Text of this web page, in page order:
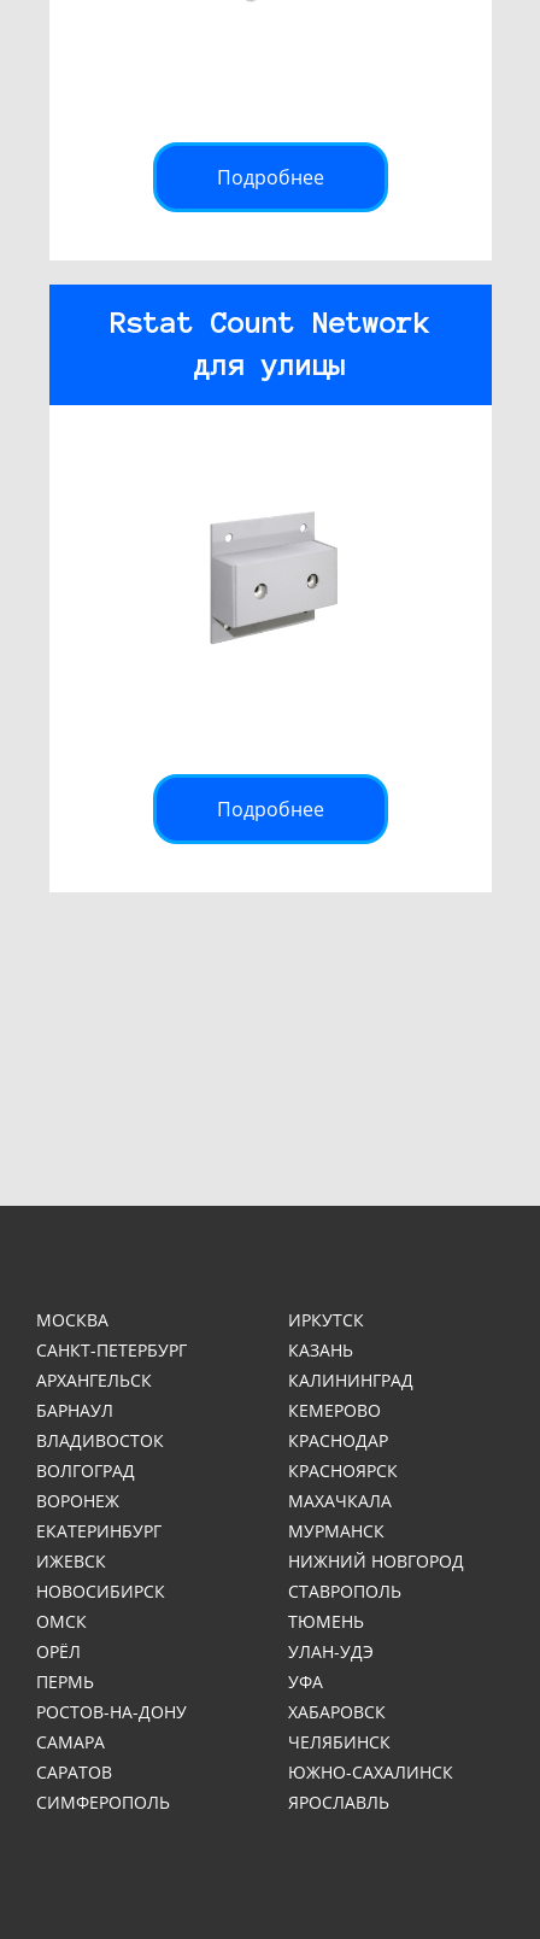
Подробнее
Rstat Count Network
для улицы
Подробнее
МОСКВА
САНКТ-ПЕТЕРБУРГ
АРХАНГЕЛЬСК
БАРНАУЛ
ВЛАДИВОСТОК
ВОЛГОГРАД
ВОРОНЕЖ
ЕКАТЕРИНБУРГ
ИЖЕВСК
ИРКУТСК
КАЗАНЬ
КАЛИНИНГРАД
КЕМЕРОВО
КРАСНОДАР
КРАСНОЯРСК
МАХАЧКАЛА
МУРМАНСК
НИЖНИЙ НОВГОРОД
НОВОСИБИРСК
ОМСК
ОРЁЛ
ПЕРМЬ
РОСТОВ-НА-ДОНУ
САМАРА
САРАТОВ
СИМФЕРОПОЛЬ
СТАВРОПОЛЬ
ТЮМЕНЬ
УЛАН-УДЭ
УФА
ХАБАРОВСК
ЧЕЛЯБИНСК
ЮЖНО-САХАЛИНСК
ЯРОСЛАВЛЬ